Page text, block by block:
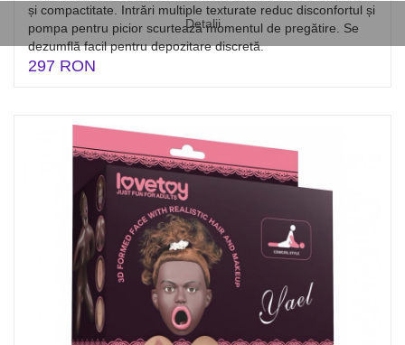
Detalii
și compactitate. Intrări multiple texturate reduc disconfortul și
pompa pentru picior scurtează momentul de pregătire. Se
dezumflă facil pentru depozitare discretă.
297 RON